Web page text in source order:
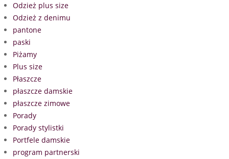
Odzież plus size
Odzież z denimu
pantone
paski
Piżamy
Plus size
Płaszcze
płaszcze damskie
płaszcze zimowe
Porady
Porady stylistki
Portfele damskie
program partnerski